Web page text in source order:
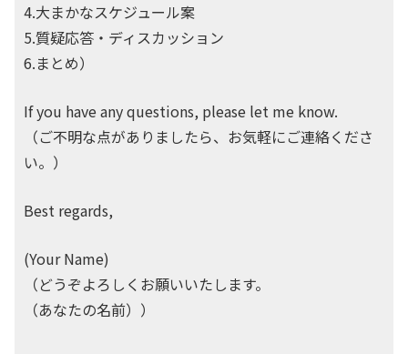
4.大まかなスケジュール案
5.質疑応答・ディスカッション
6.まとめ）
If you have any questions, please let me know.
（ご不明な点がありましたら、お気軽にご連絡くださ
い。）
Best regards,
(Your Name)
（どうぞよろしくお願いいたします。
（あなたの名前））